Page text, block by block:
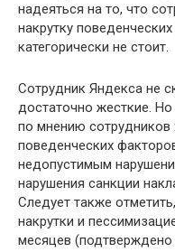
надеяться на то, что
накрутку
категорически не стоит.
Сотрудник Яндекса не
достаточно жесткие. Но
по мнению сотрудников
поведенческих
недопустимым
нарушения санкции
Следует также
накрутки и
месяцев